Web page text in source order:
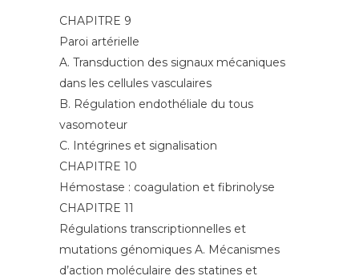
CHAPITRE 9
Paroi artérielle
A. Transduction des signaux mécaniques
dans les cellules vasculaires
B. Régulation endothéliale du tous
vasomoteur
C. Intégrines et signalisation
CHAPITRE 10
Hémostase : coagulation et fibrinolyse
CHAPITRE 11
Régulations transcriptionnelles et
mutations génomiques A. Mécanismes
d’action moléculaire des statines et